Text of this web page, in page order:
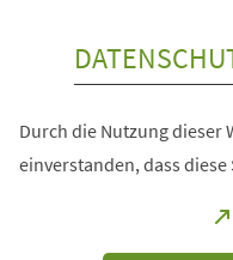
Durch die Nutzung dieser
einverstanden, dass